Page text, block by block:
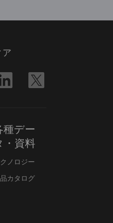
ア
種デー
・資料
ノロジー
カタログ